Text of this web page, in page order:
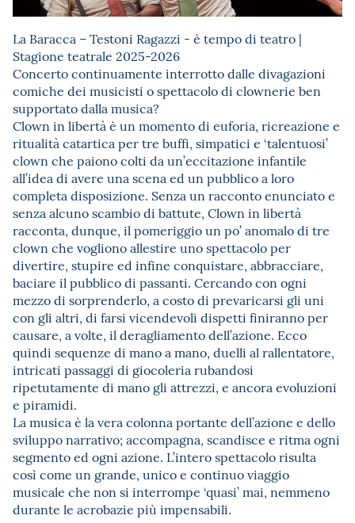
La Baracca – Testoni Ragazzi - è tempo di teatro |
Stagione teatrale 2025-2026
Concerto continuamente interrotto dalle divagazioni
comiche dei musicisti o spettacolo di clownerie ben
supportato dalla musica?
Clown in libertà è un momento di euforia, ricreazione e
ritualità catartica per tre buffi, simpatici e ‘talentuosi’
clown che paiono colti da un’eccitazione infantile
all’idea di avere una scena ed un pubblico a loro
completa disposizione. Senza un racconto enunciato e
senza alcuno scambio di battute, Clown in libertà
racconta, dunque, il pomeriggio un po’ anomalo di tre
clown che vogliono allestire uno spettacolo per
divertire, stupire ed infine conquistare, abbracciare,
baciare il pubblico di passanti. Cercando con ogni
mezzo di sorprenderlo, a costo di prevaricarsi gli uni
con gli altri, di farsi vicendevoli dispetti finiranno per
causare, a volte, il deragliamento dell’azione. Ecco
quindi sequenze di mano a mano, duelli al rallentatore,
intricati passaggi di giocoleria rubandosi
ripetutamente di mano gli attrezzi, e ancora evoluzioni
e piramidi.
La musica è la vera colonna portante dell’azione e dello
sviluppo narrativo; accompagna, scandisce e ritma ogni
segmento ed ogni azione. L’intero spettacolo risulta
così come un grande, unico e continuo viaggio
musicale che non si interrompe ‘quasi’ mai, nemmeno
durante le acrobazie più impensabili.